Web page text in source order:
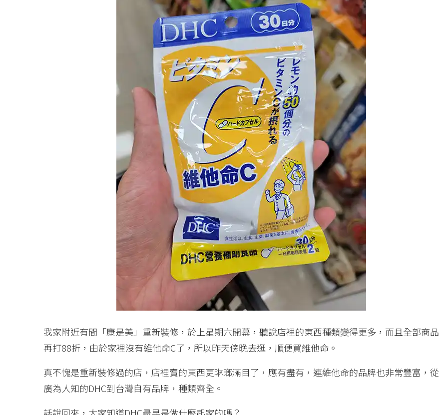
我家附近有間「康是美」重新裝修，於上星期六開幕，聽說店裡的東西種類變得更多，而且全部商品
再打88折，由於家裡沒有維他命C了，所以昨天傍晚去逛，順便買維他命。
真不愧是重新裝修過的店，店裡賣的東西更琳瑯滿目了，應有盡有，連維他命的品牌也非常豐富，從
廣為人知的DHC到台灣自有品牌，種類齊全。